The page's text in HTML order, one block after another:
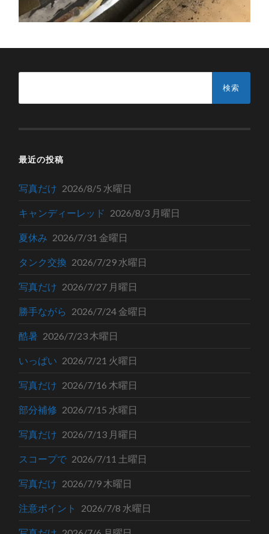
最近の投稿
写真だけ 2026/8/5 水曜日
キャンディーレッド 2026/8/3 月曜日
夏休み 2026/7/31 金曜日
タンク交換 2026/7/29 水曜日
写真だけ 2026/7/27 月曜日
勝手ながら 2026/7/24 金曜日
酷暑 2026/7/23 木曜日
いっぱい 2026/7/21 火曜日
写真だけ 2026/7/16 木曜日
部分補修 2026/7/15 水曜日
写真だけ 2026/7/13 月曜日
スコープで 2026/7/11 土曜日
写真だけ 2026/7/9 木曜日
注意ポイント 2026/7/8 水曜日